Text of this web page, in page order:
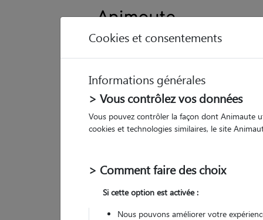
Cookies et consentements
Informations générales
> Vous contrôlez vos données
Vous pouvez contrôler la façon dont Animaute
cookies et technologies similaires, le site
> Comment faire des choix
Si cette option est activée :
Nous pouvons améliorer votre